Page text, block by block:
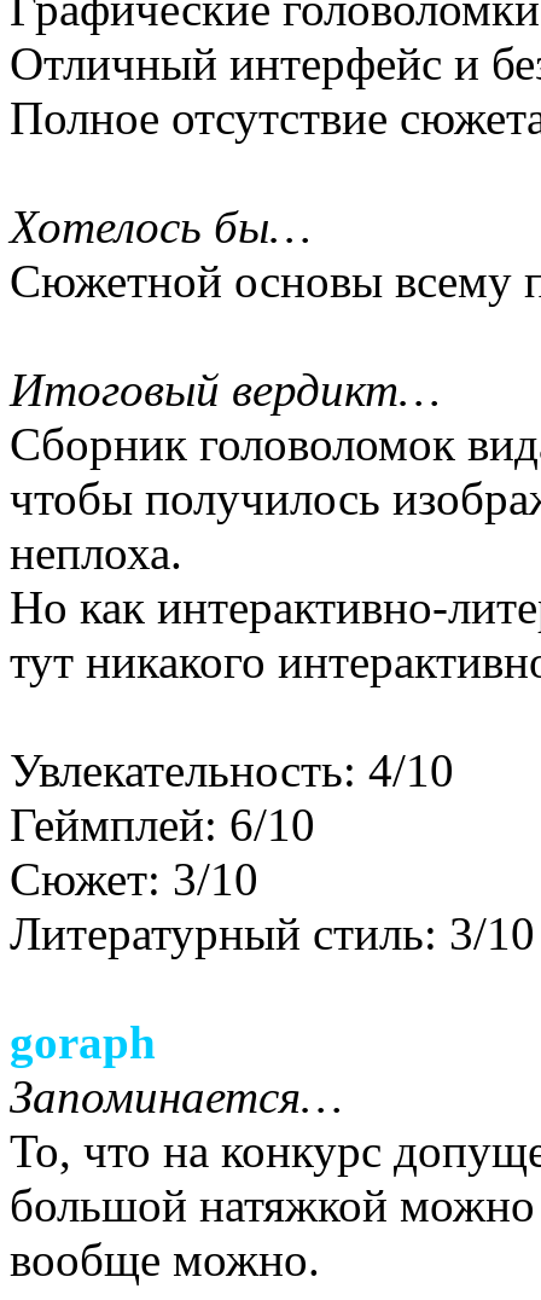
Отличный интерфейс и
Полное отсутствие
Хотелось бы…
Сюжетной основы всему
Итоговый вердикт…
Сборник головоломок
чтобы получилось
неплоха.
Но как интерактивно-
тут никакого
Увлекательность: 4/10
Геймплей: 6/10
Сюжет: 3/10
Литературный стиль: 3/10
goraph
Запоминается…
То, что на конкурс
большой натяжкой можно
вообще можно.